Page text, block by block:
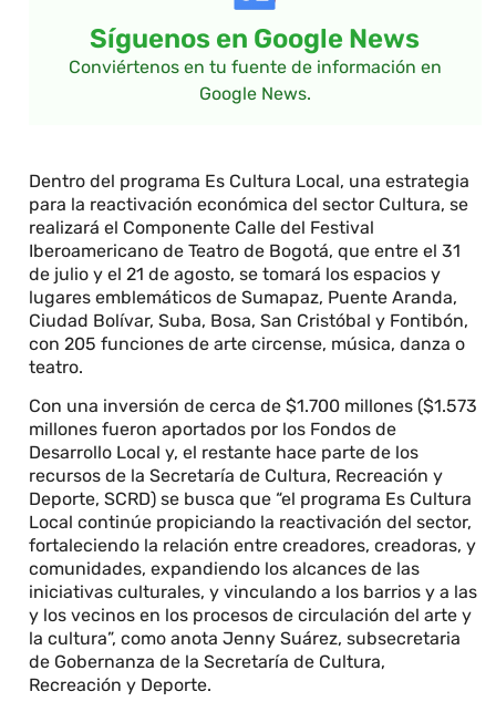
Síguenos en Google News
Conviértenos en tu fuente de información en
Google News.
Dentro del programa Es Cultura Local, una estrategia
para la reactivación económica del sector Cultura, se
realizará el Componente Calle del Festival
Iberoamericano de Teatro de Bogotá, que entre el 31
de julio y el 21 de agosto, se tomará los espacios y
lugares emblemáticos de Sumapaz, Puente Aranda,
Ciudad Bolívar, Suba, Bosa, San Cristóbal y Fontibón,
con 205 funciones de arte circense, música, danza o
teatro.
Con una inversión de cerca de $1.700 millones ($1.573
millones fueron aportados por los Fondos de
Desarrollo Local y, el restante hace parte de los
recursos de la Secretaría de Cultura, Recreación y
Deporte, SCRD) se busca que “el programa Es Cultura
Local continúe propiciando la reactivación del sector,
fortaleciendo la relación entre creadores, creadoras, y
comunidades, expandiendo los alcances de las
iniciativas culturales, y vinculando a los barrios y a las
y los vecinos en los procesos de circulación del arte y
la cultura”, como anota Jenny Suárez, subsecretaria
de Gobernanza de la Secretaría de Cultura,
Recreación y Deporte.